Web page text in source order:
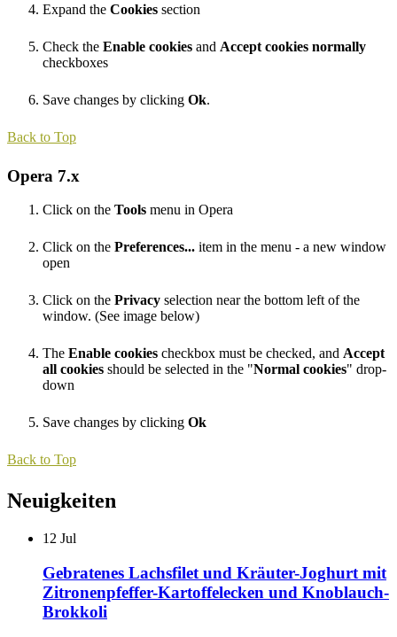
Expand the Cookies section
Check the Enable cookies and Accept cookies normally
checkboxes
Save changes by clicking Ok.
Back to Top
Opera 7.x
Click on the Tools menu in Opera
Click on the Preferences... item in the menu - a new window
open
Click on the Privacy selection near the bottom left of the
window. (See image below)
The Enable cookies checkbox must be checked, and Accept
all cookies should be selected in the "Normal cookies" drop-
down
Save changes by clicking Ok
Back to Top
Neuigkeiten
12 Jul
Gebratenes Lachsfilet und Kräuter-Joghurt mit
Zitronenpfeffer-Kartoffelecken und Knoblauch-
Brokkoli